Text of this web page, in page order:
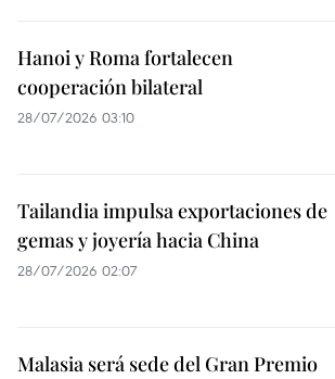
Hanoi y Roma fortalecen
cooperación bilateral
28/07/2026 03:10
Tailandia impulsa exportaciones de
gemas y joyería hacia China
28/07/2026 02:07
Malasia será sede del Gran Premio